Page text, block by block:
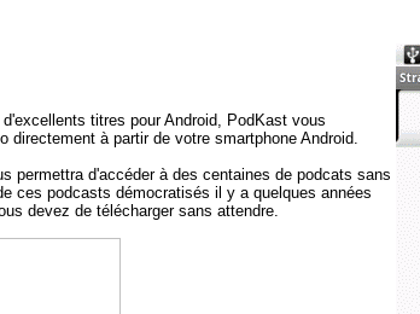
d'excellents titres pour Android, PodKast vous
à partir de votre smartphone Android.
permettra d'accéder à des centaines de podcats sans
ces podcasts démocratisés il y a quelques années
devez de télécharger sans attendre.